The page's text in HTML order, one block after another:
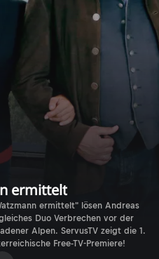
ermittelt
ermittelt" lösen Andreas
Duo Verbrechen vor der
Alpen. ServusTV zeigt die 1.
Free-TV-Premiere!